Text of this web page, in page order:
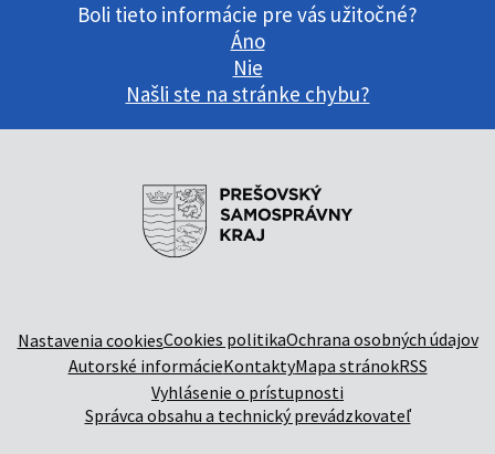
Boli tieto informácie pre vás užitočné?
Áno
Nie
Našli ste na stránke chybu?
Nastavenia cookiesCookies politikaOchrana osobných údajov
Autorské informácieKontaktyMapa stránokRSS
Vyhlásenie o prístupnosti
Správca obsahu a technický prevádzkovateľ